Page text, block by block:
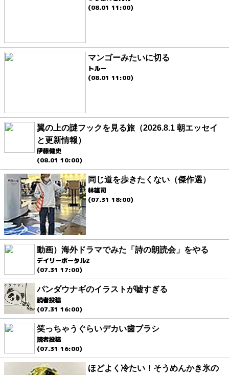
(08.01 11:00)
マンゴーみたいに切る
トルー
(08.01 11:00)
翼の上の謎フックを見る旅（2026.8.1 朝エッセイ
と更新情報）
伊藤健史
(08.01 10:00)
同じ道を歩きたくない（傑作選）
林雄司
(07.31 18:00)
動画）海外ドラマでみた「詩の朗読会」をやる
デイリーポータルZ
(07.31 17:00)
パンダウナギのイラストが嘘すぎる
読者投稿
(07.31 16:00)
笑っちゃうぐらいデカい歯ブラシ
読者投稿
(07.31 16:00)
ほどよく冷たい！そうめんかき氷の